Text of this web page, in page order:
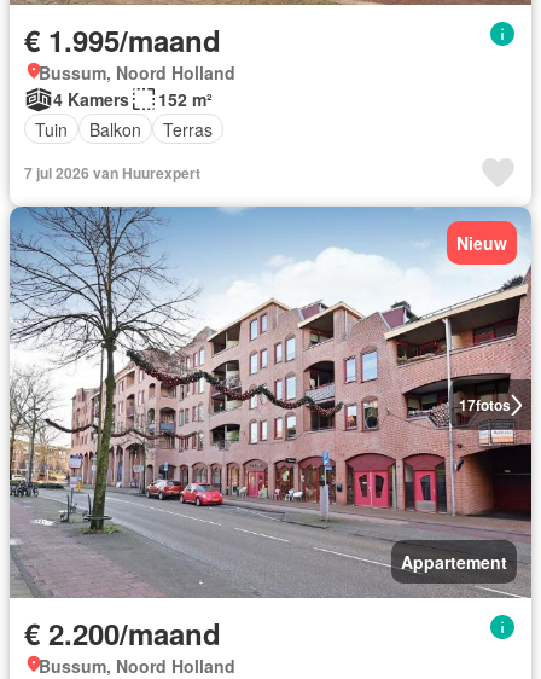
€ 1.995/maand
Bussum, Noord Holland
4 Kamers
152 m²
Tuin
Balkon Terras
7 jul 2026 van Huurexpert
17fotos
Nieuw
Appartement
€ 2.200/maand
Bussum, Noord Holland